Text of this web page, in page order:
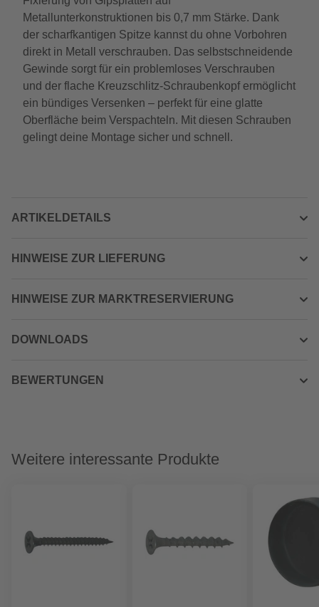
Metallunterkonstruktionen bis 0,7 mm Stärke. Dank
der scharfkantigen Spitze kannst du ohne Vorbohren
direkt in Metall verschrauben. Das selbstschneidende
Gewinde sorgt für ein problemloses Verschrauben
und der flache Kreuzschlitz-Schraubenkopf ermöglicht
ein bündiges Versenken – perfekt für eine glatte
Oberfläche beim Verspachteln. Mit diesen Schrauben
gelingt deine Montage sicher und schnell.
ARTIKELDETAILS
HINWEISE ZUR LIEFERUNG
HINWEISE ZUR MARKTRESERVIERUNG
DOWNLOADS
BEWERTUNGEN
Weitere interessante Produkte